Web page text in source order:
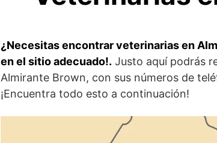
¿Necesitas encontrar veterinarias en
en el sitio adecuado!. Justo aquí podrás
Almirante Brown, con sus números de
¡Encuentra todo esto a continuación!